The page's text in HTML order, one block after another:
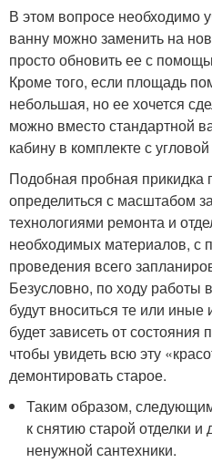
В этом вопросе необходимо
ванну можно заменить на
просто обновить ее с
Кроме того, если площадь
небольшая, но ее хочется
можно вместо стандартной
кабину в комплекте с
Подобная пробная прикидка
определиться с масштабом
технологиями ремонта и
необходимых материалов, с
проведения всего
Безусловно, по ходу работы
будут вноситься те или
будет зависеть от состояния
чтобы увидеть всю эту
демонтировать старое.
Таким образом,
к снятию старой отделки
ненужной сантехники.